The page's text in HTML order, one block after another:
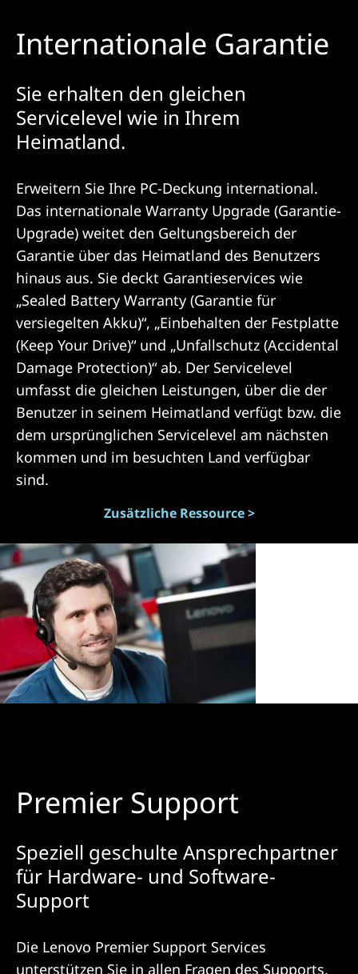
Internationale Garantie
Sie erhalten den gleichen
Servicelevel wie in Ihrem
Heimatland.
Erweitern Sie Ihre PC-Deckung international.
Das internationale Warranty Upgrade (Garantie-
Upgrade) weitet den Geltungsbereich der
Garantie über das Heimatland des Benutzers
hinaus aus. Sie deckt Garantieservices wie
„Sealed Battery Warranty (Garantie für
versiegelten Akku)“, „Einbehalten der Festplatte
(Keep Your Drive)“ und „Unfallschutz (Accidental
Damage Protection)“ ab. Der Servicelevel
umfasst die gleichen Leistungen, über die der
Benutzer in seinem Heimatland verfügt bzw. die
dem ursprünglichen Servicelevel am nächsten
kommen und im besuchten Land verfügbar
sind.
Zusätzliche Ressource >
Premier Support
Speziell geschulte Ansprechpartner
für Hardware- und Software-
Support
Die Lenovo Premier Support Services
unterstützen Sie in allen Fragen des Supports.